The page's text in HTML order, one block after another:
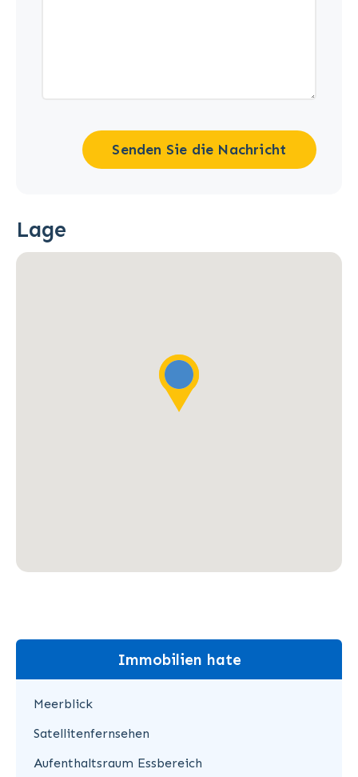
Senden Sie die Nachricht
Lage
Immobilien hate
Meerblick
Satellitenfernsehen
Aufenthaltsraum Essbereich